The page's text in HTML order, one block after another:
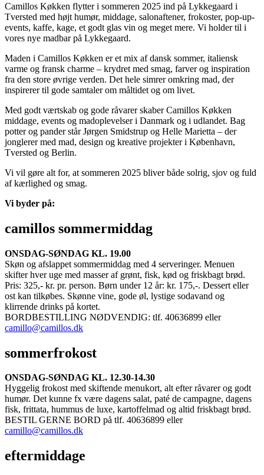
Camillos Køkken flytter i sommeren 2025 ind på Lykkegaard i
Tversted med højt humør, middage, salonaftener, frokoster, pop-up-
events, kaffe, kage, et godt glas vin og meget mere. Vi holder til i
vores nye madbar på Lykkegaard.
Maden i Camillos Køkken er et mix af dansk sommer, italiensk
varme og fransk charme – krydret med smag, farver og inspiration
fra den store øvrige verden. Det hele simrer omkring mad, der
inspirerer til gode samtaler om måltidet og om livet.
Med godt værtskab og gode råvarer skaber Camillos Køkken
middage, events og madoplevelser i Danmark og i udlandet. Bag
potter og pander står Jørgen Smidstrup og Helle Marietta – der
jonglerer med mad, design og kreative projekter i København,
Tversted og Berlin.
Vi vil gøre alt for, at sommeren 2025 bliver både solrig, sjov og fuld
af kærlighed og smag.
Vi byder på:
camillos sommermiddag
ONSDAG-SØNDAG KL. 19.00
Skøn og afslappet sommermiddag med 4 serveringer. Menuen
skifter hver uge med masser af grønt, fisk, kød og friskbagt brød.
Pris: 325,- kr. pr. person. Børn under 12 år: kr. 175,-. Dessert eller
ost kan tilkøbes. Skønne vine, gode øl, lystige sodavand og
klirrende drinks på kortet.
BORDBESTILLING NØDVENDIG: tlf. 40636899 eller
camillo@camillos.dk
sommerfrokost
ONSDAG-SØNDAG KL. 12.30-14.30
Hyggelig frokost med skiftende menukort, alt efter råvarer og godt
humør. Det kunne fx være dagens salat, paté de campagne, dagens
fisk, frittata, hummus de luxe, kartoffelmad og altid friskbagt brød.
BESTIL GERNE BORD på tlf. 40636899 eller
camillo@camillos.dk
eftermiddage